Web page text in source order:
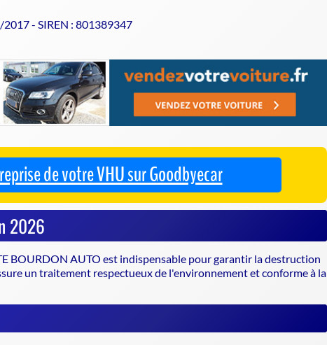
- SIREN : 801389347
de votre VHU sur Goodbyecar
2026
BOURDON AUTO est indispensable pour garantir ladestruction
un traitement respectueux de l'environnement et conforme à la